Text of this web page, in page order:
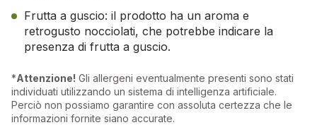
Frutta a guscio: il prodotto ha un aroma e
retrogusto nocciolati, che potrebbe indicare la
presenza di frutta a guscio.
*Attenzione! Gli allergeni eventualmente presenti sono stati
individuati utilizzando un sistema di intelligenza artificiale.
Perciò non possiamo garantire con assoluta certezza che le
informazioni fornite siano accurate.